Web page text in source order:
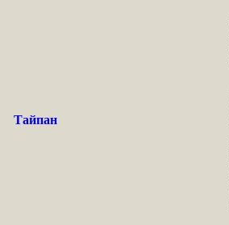
Тайпан